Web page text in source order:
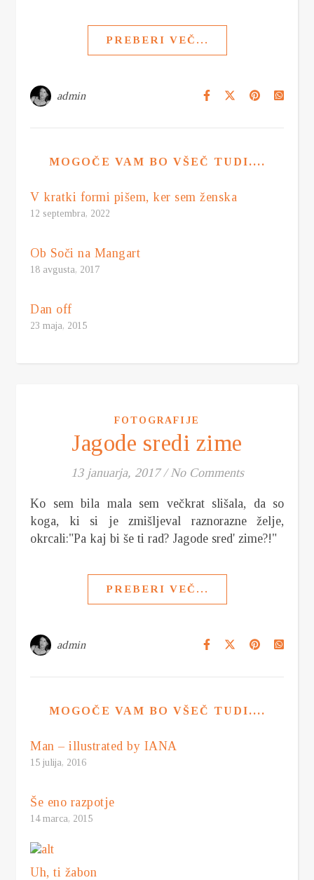
PREBERI VEČ...
admin
MOGOČE VAM BO VŠEČ TUDI....
V kratki formi pišem, ker sem ženska
12 septembra, 2022
Ob Soči na Mangart
18 avgusta, 2017
Dan off
23 maja, 2015
FOTOGRAFIJE
Jagode sredi zime
13 januarja, 2017 / No Comments
Ko sem bila mala sem večkrat slišala, da so
koga, ki si je zmišljeval raznorazne želje,
okrcali:"Pa kaj bi še ti rad? Jagode sred' zime?!"
PREBERI VEČ...
admin
MOGOČE VAM BO VŠEČ TUDI....
Man – illustrated by IANA
15 julija, 2016
Še eno razpotje
14 marca, 2015
Uh, ti žabon